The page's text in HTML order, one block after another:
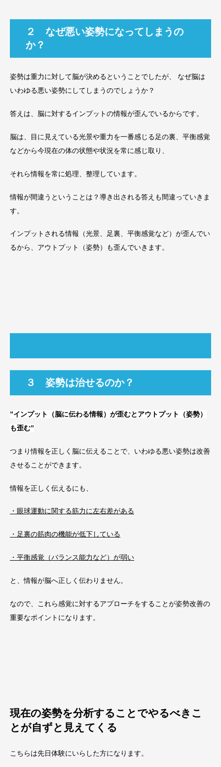
２ なぜ悪い姿勢になってしまうの
か？
姿勢は重力に対して脳が決めるということでしたが、 なぜ脳は
いわゆる悪い姿勢にしてしまうのでしょうか？
答えは、脳に対するインプットの情報が歪んでいるからです。
脳は、目に見えている光景や重力を一番感じる足の裏、平衡感覚
などから今現在の体の状態や状況を常に感じ取り、
それら情報を常に処理、整理しています。
情報が間違うということは？導き出される答えも間違っていきま
す。
インプットされる情報（光景、足裏、平衡感覚など）が歪んでい
るから、アウトプット（姿勢）も歪んでいきます。
３ 姿勢は治せるのか？
”インプット（脳に伝わる情報）が歪むとアウトプット（姿勢）
も歪む”
つまり情報を正しく脳に伝えることで、いわゆる悪い姿勢は改善
させることができます。
情報を正しく伝えるにも、
・眼球運動に関する筋力に左右差がある
・足裏の筋肉の機能が低下している
・平衡感覚（バランス能力など）が弱い
と、情報が脳へ正しく伝わりません。
なので、これら感覚に対するアプローチをすることが姿勢改善の
重要なポイントになります。
現在の姿勢を分析することでやるべきこ
とが自ずと見えてくる
こちらは先日体験にいらした方になります。